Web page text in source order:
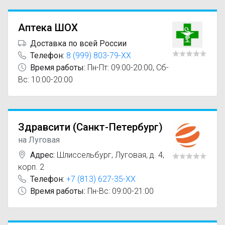
Аптека ШОХ
Доставка по всей России
Телефон: 8 (999) 803-79-XX
Время работы: Пн-Пт: 09:00-20:00, Сб-
Вс: 10:00-20:00
Здравсити (Санкт-Петербург)
на Луговая
Адрес: Шлиссельбург, Луговая, д. 4,
корп. 2
Телефон: +7 (813) 627-35-XX
Время работы: Пн-Вс: 09:00-21:00